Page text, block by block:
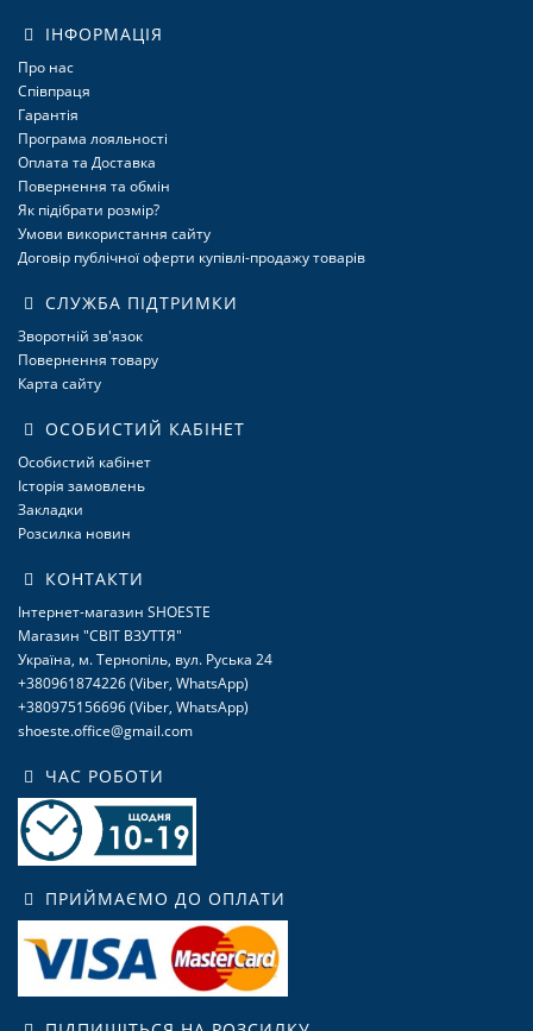
ІНФОРМАЦІЯ
Про нас
Співпраця
Гарантія
Програма лояльності
Оплата та Доставка
Повернення та обмін
Як підібрати розмір?
Умови використання сайту
Договір публічної оферти купівлі-продажу товарів
СЛУЖБА ПІДТРИМКИ
Зворотній зв'язок
Повернення товару
Карта сайту
ОСОБИСТИЙ КАБІНЕТ
Особистий кабінет
Історія замовлень
Закладки
Розсилка новин
КОНТАКТИ
Інтернет-магазин SHOESTE
Магазин "СВІТ ВЗУТТЯ"
Україна, м. Тернопіль, вул. Руська 24
+380961874226 (Viber, WhatsApp)
+380975156696 (Viber, WhatsApp)
shoeste.office@gmail.com
ЧАС РОБОТИ
ПРИЙМАЄМО ДО ОПЛАТИ